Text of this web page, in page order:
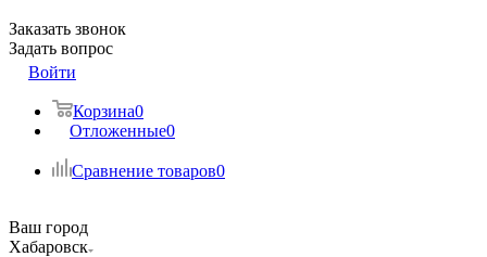
Заказать звонок
Задать вопрос
Войти
Корзина0
Отложенные0
Сравнение товаров0
Ваш город
Хабаровск